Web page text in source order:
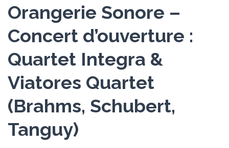
Orangerie Sonore –
Concert d’ouverture :
Quartet Integra &
Viatores Quartet
(Brahms, Schubert,
Tanguy)